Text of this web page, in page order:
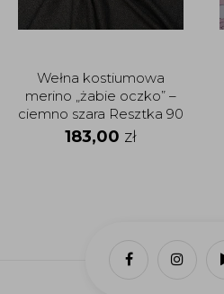
Wełna kostiumowa
merino „żabie oczko” –
ciemno szara Resztka 90
cm x 158 cm
183,00 zł